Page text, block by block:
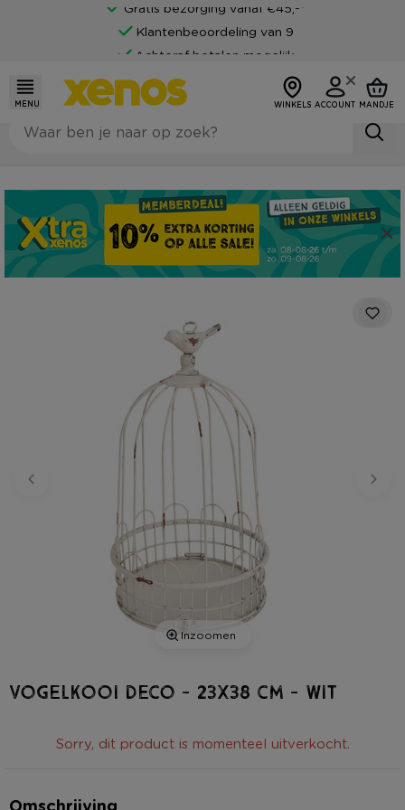
Gratis bezorging vanaf €45,-*
Klantenbeoordeling van 9
Achteraf betalen mogelijk
MENU WINKELS ACCOUNT MANDJE
Inzoomen
Vogelkooi deco - 23x38 cm - wit
Sorry, dit product is momenteel uitverkocht.
Omschrijving